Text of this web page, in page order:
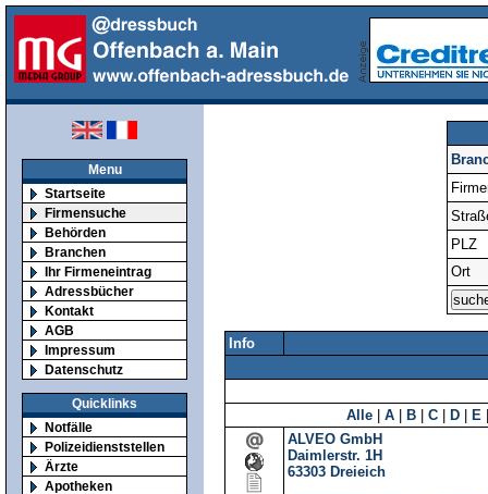
Menu
Startseite
Firmensuche
Behörden
Branchen
Ihr Firmeneintrag
Adressbücher
Kontakt
AGB
Impressum
Datenschutz
Quicklinks
Notfälle
Polizeidienststellen
Ärzte
Apotheken
PLZ
Ort
Info
Alle A B C D E
ALVEO GmbH
Daimlerstr. 1H
63303 Dreieich